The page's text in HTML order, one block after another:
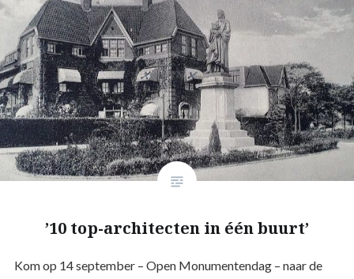
’10 top-architecten in één buurt’
Kom op 14 september – Open Monumentendag – naar de